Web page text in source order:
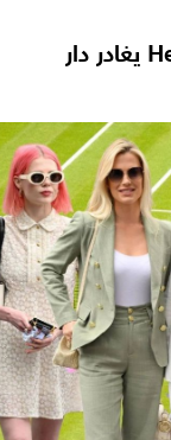
بعد 7 أعوام... المصمّم Hedi Slimane يغادر دار